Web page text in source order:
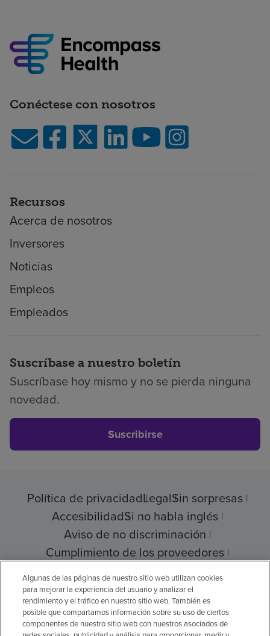
Conéctese con nosotros
Recursos
Acerca de nosotros
Inversores
Noticias
Empleos
Empleados
Suscríbase a nuestro boletín
Suscríbase hoy mismo y no se pierda ninguna
novedad.
Suscribirse
Política de privacidadLegalSin sorpresas
AccesibilidadSi no habla inglés
Aviso de no discriminación
Cumplimiento de los proveedores
Transparencia de precios
© 2026 Encompass Health Corporation
Algunas de las páginas de nuestro sitio web utilizan cookies
para mejorar la experiencia del usuario y analizar el
rendimiento y el tráfico en nuestro sitio web. También es
posible que compartamos información sobre su uso de ciertos
componentes de nuestro sitio web con nuestros asociados de